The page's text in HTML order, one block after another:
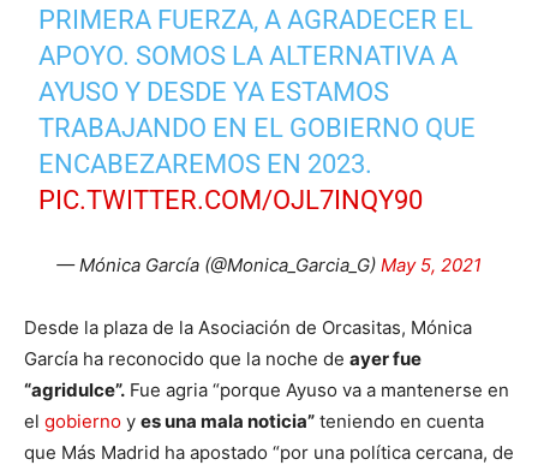
PRIMERA FUERZA, A AGRADECER EL
APOYO. SOMOS LA ALTERNATIVA A
AYUSO Y DESDE YA ESTAMOS
TRABAJANDO EN EL GOBIERNO QUE
ENCABEZAREMOS EN 2023.
PIC.TWITTER.COM/OJL7INQY90
— Mónica García (@Monica_Garcia_G) May 5, 2021
Desde la plaza de la Asociación de Orcasitas, Mónica
García ha reconocido que la noche de ayer fue
“agridulce”. Fue agria “porque Ayuso va a mantenerse en
el gobierno y es una mala noticia” teniendo en cuenta
que Más Madrid ha apostado “por una política cercana, de